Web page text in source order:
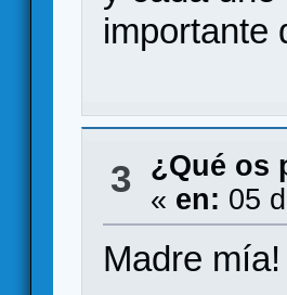
importante
3 ¿Qué os
« en: 05
Madre